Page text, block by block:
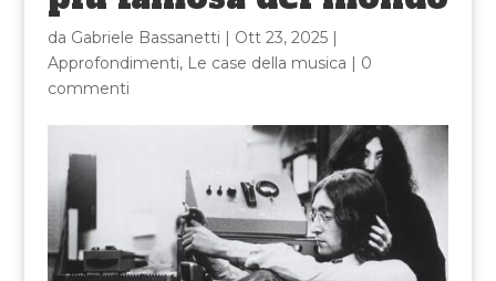
da Gabriele Bassanetti | Ott 23, 2025|
Approfondimenti, Le case della musica | 0
commenti